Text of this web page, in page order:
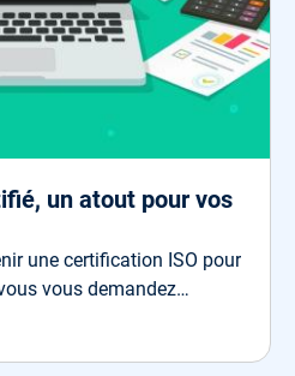
un atout pour vos
une certification ISO pour
vous demandez
de votre démarche ?